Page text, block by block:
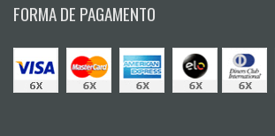
FORMA DE PAGAMENTO